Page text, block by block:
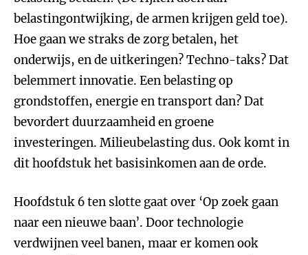
belastingontwijking, de armen krijgen geld toe).
Hoe gaan we straks de zorg betalen, het
onderwijs, en de uitkeringen? Techno-taks? Dat
belemmert innovatie. Een belasting op
grondstoffen, energie en transport dan? Dat
bevordert duurzaamheid en groene
investeringen. Milieubelasting dus. Ook komt in
dit hoofdstuk het basisinkomen aan de orde.
Hoofdstuk 6 ten slotte gaat over ‘Op zoek gaan
naar een nieuwe baan’. Door technologie
verdwijnen veel banen, maar er komen ook